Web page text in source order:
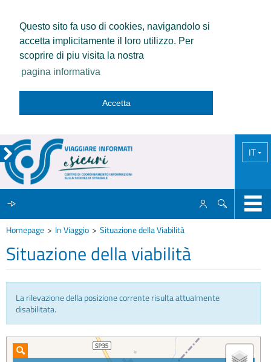
Questo sito fa uso di cookies, navigandolo si
accetta implicitamente il loro utilizzo. Per
scoprire di piu visita la nostra
pagina informativa
Accetta
IT
IL CCISS
INFO E MEDIA
IN VIAGGIO
Homepage In Viaggio Situazione della Viabilità
Situazione della viabilità
La rilevazione della posizione corrente risulta attualmente
disabilitata.